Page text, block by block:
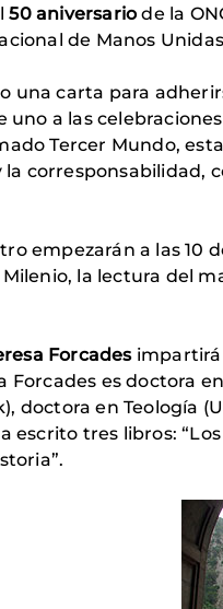
50 aniversariode la
de Manos
una carta para
a las
Tercer Mundo,
la corresponsabilidad,
empezarán a las 10
la lectura del
Forcadesimpartirá
Forcades es doctora
doctora en Teología
escrito tres libros: